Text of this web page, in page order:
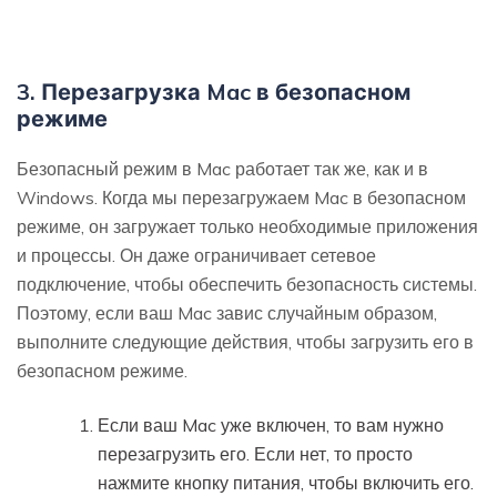
3. Перезагрузка Mac в безопасном
режиме
Безопасный режим в Mac работает так же, как и в
Windows. Когда мы перезагружаем Mac в безопасном
режиме, он загружает только необходимые приложения
и процессы. Он даже ограничивает сетевое
подключение, чтобы обеспечить безопасность системы.
Поэтому, если ваш Mac завис случайным образом,
выполните следующие действия, чтобы загрузить его в
безопасном режиме.
Если ваш Mac уже включен, то вам нужно
перезагрузить его. Если нет, то просто
нажмите кнопку питания, чтобы включить его.